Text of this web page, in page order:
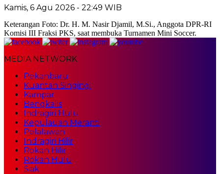
Kamis, 6 Agu 2026 - 22:49 WIB
Keterangan Foto: Dr. H. M. Nasir Djamil, M.Si., Anggota DPR-RI
Komisi III Fraksi PKS, saat membuka Turnamen Mini Soccer.
MEDIA NETWORK
Pekanbaru
Kuantan Singingi
Kampar
Bengkalis
Indragiri Hulu
Kepulauan Meranti
Pelalawan
Indragiri Hilir
Rokan Hilir
Rokan Hulu
Siak